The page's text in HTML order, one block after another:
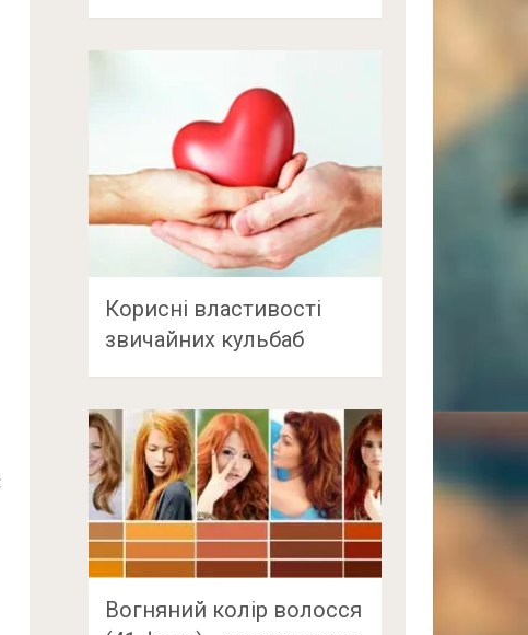
Корисні властивості
звичайних кульбаб
Вогняний колір волосся